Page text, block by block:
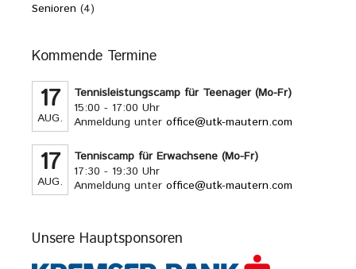
Senioren (4)
Kommende Termine
17
AUG.
Tennisleistungscamp für Teenager (Mo-Fr)
15:00 - 17:00 Uhr
Anmeldung unteroffice@utk-mautern.com
17
AUG.
Tenniscamp für Erwachsene (Mo-Fr)
17:30 - 19:30 Uhr
Anmeldung unteroffice@utk-mautern.com
Unsere Hauptsponsoren